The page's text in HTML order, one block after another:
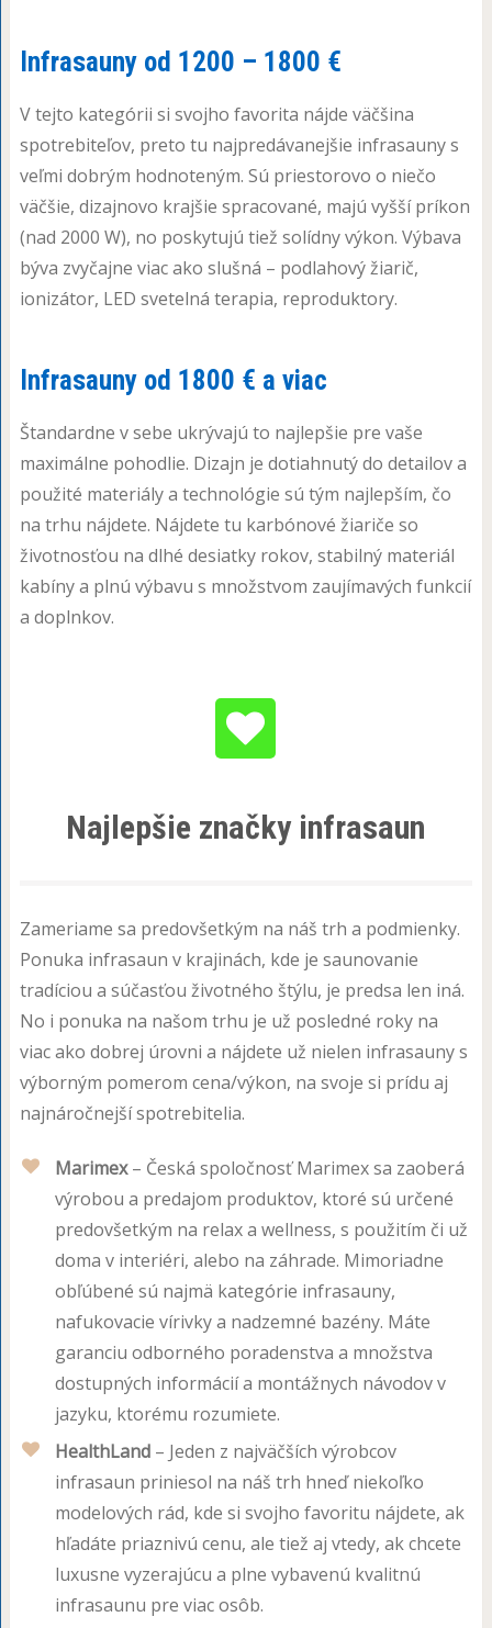
Infrasauny od 1200 – 1800 €
V tejto kategórii si svojho favorita nájde väčšina
spotrebiteľov, preto tu najpredávanejšie infrasauny s
veľmi dobrým hodnoteným. Sú priestorovo o niečo
väčšie, dizajnovo krajšie spracované, majú vyšší príkon
(nad 2000 W), no poskytujú tiež solídny výkon. Výbava
býva zvyčajne viac ako slušná – podlahový žiarič,
ionizátor, LED svetelná terapia, reproduktory.
Infrasauny od 1800 € a viac
Štandardne v sebe ukrývajú to najlepšie pre vaše
maximálne pohodlie. Dizajn je dotiahnutý do detailov a
použité materiály a technológie sú tým najlepším, čo
na trhu nájdete. Nájdete tu karbónové žiariče so
životnosťou na dlhé desiatky rokov, stabilný materiál
kabíny a plnú výbavu s množstvom zaujímavých funkcií
a doplnkov.
Najlepšie značky infrasaun
Zameriame sa predovšetkým na náš trh a podmienky.
Ponuka infrasaun v krajinách, kde je saunovanie
tradíciou a súčasťou životného štýlu, je predsa len iná.
No i ponuka na našom trhu je už posledné roky na
viac ako dobrej úrovni a nájdete už nielen infrasauny s
výborným pomerom cena/výkon, na svoje si prídu aj
najnáročnejší spotrebitelia.
Marimex– Česká spoločnosť Marimex sa zaoberá
výrobou a predajom produktov, ktoré sú určené
predovšetkým na relax a wellness, s použitím či už
doma v interiéri, alebo na záhrade. Mimoriadne
obľúbené sú najmä kategórie infrasauny,
nafukovacie vírivky a nadzemné bazény. Máte
garanciu odborného poradenstva a množstva
dostupných informácií a montážnych návodov v
jazyku, ktorému rozumiete.
HealthLand– Jeden z najväčších výrobcov
infrasaun priniesol na náš trh hneď niekoľko
modelových rád, kde si svojho favoritu nájdete, ak
hľadáte priaznivú cenu, ale tiež aj vtedy, ak chcete
luxusne vyzerajúcu a plne vybavenú kvalitnú
infrasaunu pre viac osôb.